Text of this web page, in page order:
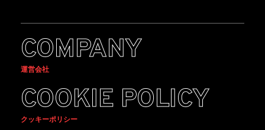
COMPANY
運営会社
COOKIE POLICY
クッキーポリシー